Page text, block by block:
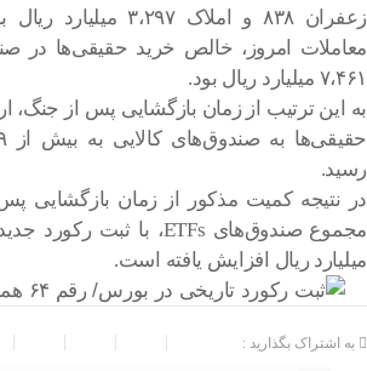
زعفران ۸۳۸ و املاک
معاملات امروز، خالص خرید حقیقی‌ها در
۷،۴۶۱ میلیارد ریال بود.
به این ترتیب از زمان بازگشایی پس از
رسید.
در نتیجه کمیت مذکور از زمان بازگشایی
میلیارد ریال افزایش یافته است.
به اشتراک بگذارید :